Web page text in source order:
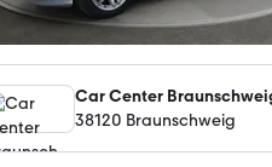
Car Center
38120 Braunschweig